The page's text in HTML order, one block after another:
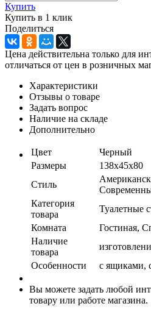
Купить
Купить в 1 клик
Поделиться
Цена действительна только для
отличаться от цен в розничных
Характеристики
Отзывы о товаре
Задать вопрос
Наличие на складе
Дополнительно
Цвет
Черный
Размеры
138x45x80
Стиль
Категория
товара
Туалетные
Комната
Гостиная,
Наличие
товара
Особенности
с ящиками,
Вы можете задать любой
товару или работе магазина.